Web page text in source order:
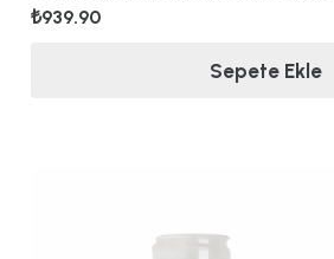
₺939.90
Sepete Ekle